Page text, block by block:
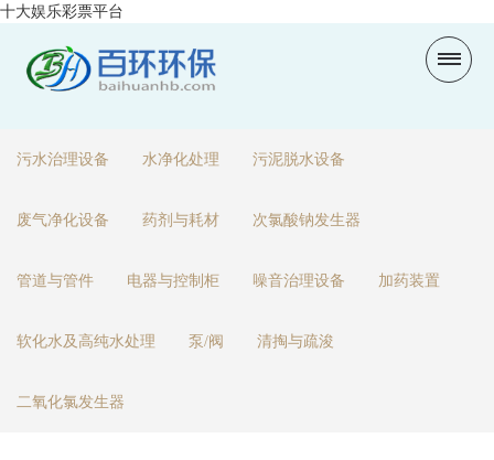
十大娱乐彩票平台
污水治理设备 水净化处理 污泥脱水设备
废气净化设备 药剂与耗材 次氯酸钠发生器
管道与管件 电器与控制柜 噪音治理设备 加药装置
软化水及高纯水处理 泵/阀 清掏与疏浚
二氧化氯发生器